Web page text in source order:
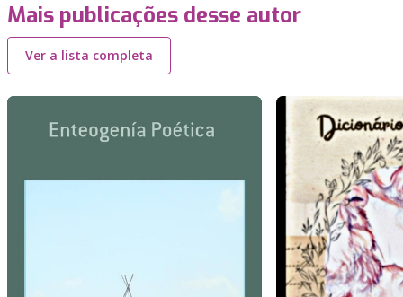
Mais publicações desse autor
Ver a lista completa